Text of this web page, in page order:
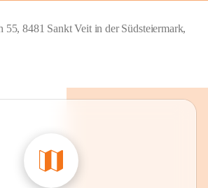
55, 8481 Sankt Veit in der Südsteiermark,